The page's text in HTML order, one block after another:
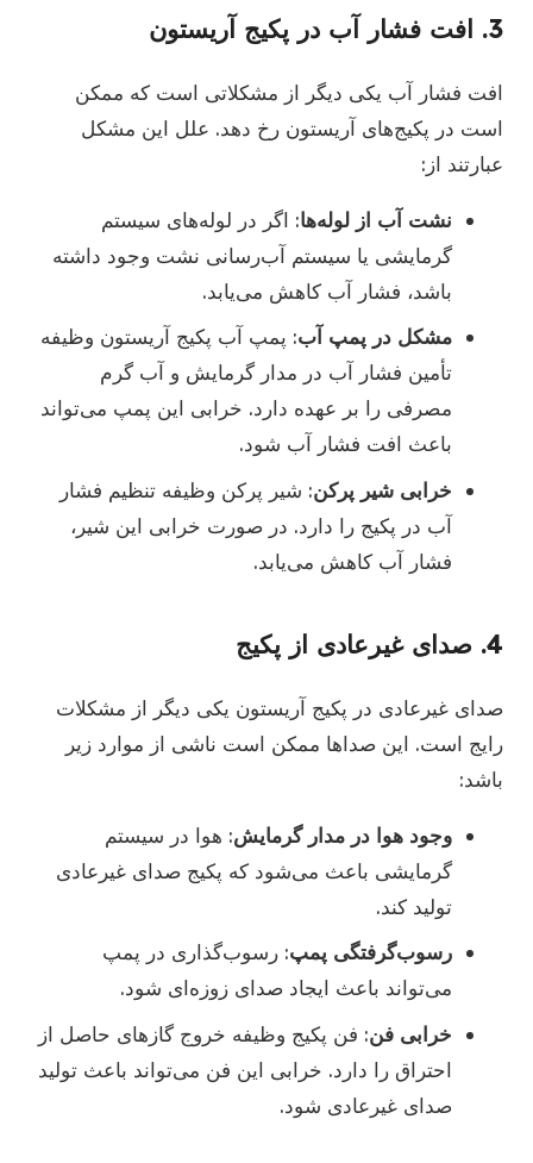
3. افت فشار آب در پکیج آریستون
افت فشار آب یکی دیگر از مشکلاتی است که ممکن
است در پکیج‌های آریستون رخ دهد. علل این مشکل
عبارتند از:
نشت آب از لوله‌ها: اگر در لوله‌های سیستم
گرمایشی یا سیستم آب‌رسانی نشت وجود داشته
باشد، فشار آب کاهش می‌یابد.
مشکل در پمپ آب: پمپ آب پکیج آریستون وظیفه
تأمین فشار آب در مدار گرمایش و آب گرم
مصرفی را بر عهده دارد. خرابی این پمپ می‌تواند
باعث افت فشار آب شود.
خرابی شیر پرکن: شیر پرکن وظیفه تنظیم فشار
آب در پکیج را دارد. در صورت خرابی این شیر،
فشار آب کاهش می‌یابد.
4. صدای غیرعادی از پکیج
صدای غیرعادی در پکیج آریستون یکی دیگر از مشکلات
رایج است. این صداها ممکن است ناشی از موارد زیر
باشد:
وجود هوا در مدار گرمایش: هوا در سیستم
گرمایشی باعث می‌شود که پکیج صدای غیرعادی
تولید کند.
رسوب‌گرفتگی پمپ: رسوب‌گذاری در پمپ
می‌تواند باعث ایجاد صدای زوزه‌ای شود.
خرابی فن: فن پکیج وظیفه خروج گازهای حاصل از
احتراق را دارد. خرابی این فن می‌تواند باعث تولید
صدای غیرعادی شود.